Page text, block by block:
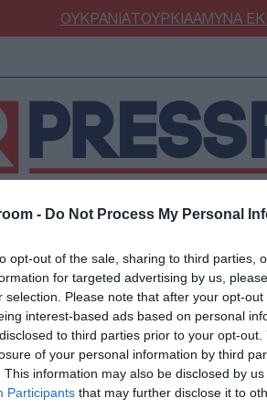
- Do Not Process My Personal
opt-out of the sale, sharing to third parties,
for targeted advertising by us,
selection. Please note that after your opt-
interest-based ads based on personal
to third parties prior to your opt-
of your personal information by third
This information may also be disclosed by
Participants that may further disclose it to
ΟΥΚΡΑΝΙΑΤΟΥΡΚΙΑΑΜΥΝΑ
ΕΛΛΑΔΑ ΕΚΚΛΗΣΙΑ
ΔΙΕΘΝΗ
SPORTS
ΥΓΕΙΑ
ΕΛΛΑΔΑ
24/07/2026 - 22:01
Δικογραφία σε βάρος